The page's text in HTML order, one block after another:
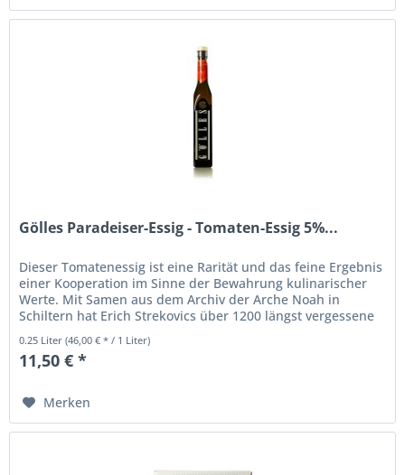
Gölles Paradeiser-Essig - Tomaten-Essig 5%...
Dieser Tomatenessig ist eine Rarität und das feine Ergebnis
einer Kooperation im Sinne der Bewahrung kulinarischer
Werte. Mit Samen aus dem Archiv der Arche Noah in
Schiltern hat Erich Strekovics über 1200 längst vergessene
Tomaten-...
0.25 Liter(46,00 € * / 1 Liter)
11,50 € *
Merken